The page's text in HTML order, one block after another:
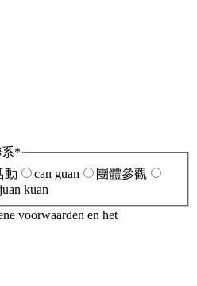
*
動 can guan
團體參觀
kuan
voorwaarden en het